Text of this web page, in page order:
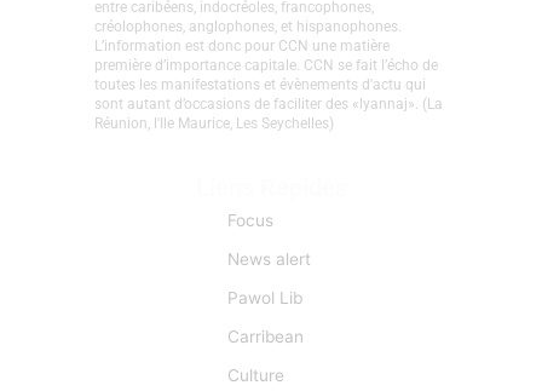
entre caribéens, indocréoles, francophones,
créolophones, anglophones, et hispanophones.
L’information est donc pour CCN une matière
première d’importance capitale. CCN se fait l’écho de
toutes les manifestations et évènements d'actu qui
sont autant d’occasions de faciliter des «lyannaj». (La
Réunion, l'Ile Maurice, Les Seychelles)
Focus
News alert
Pawol Lib
Carribean
Culture